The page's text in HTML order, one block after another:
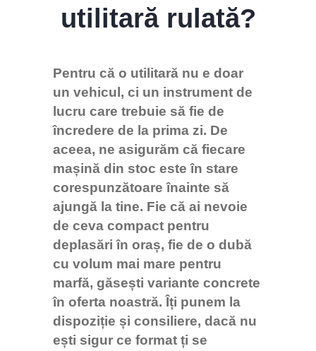
utilitară rulată?
Pentru că o utilitară nu e doar
un vehicul, ci un instrument de
lucru care trebuie să fie de
încredere de la prima zi. De
aceea, ne asigurăm că fiecare
mașină din stoc este în stare
corespunzătoare înainte să
ajungă la tine. Fie că ai nevoie
de ceva compact pentru
deplasări în oraș, fie de o dubă
cu volum mai mare pentru
marfă, găsești variante concrete
în oferta noastră. Îți punem la
dispoziție și consiliere, dacă nu
ești sigur ce format ți se
Bun venit pe chatul nostru!